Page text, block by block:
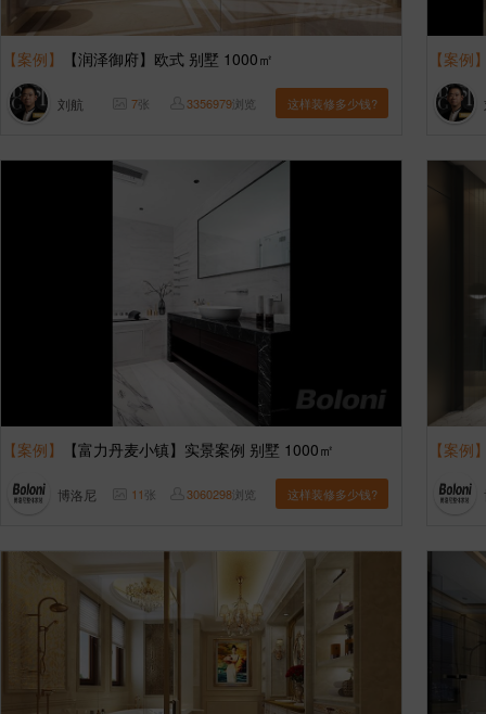
【案例】 【润泽御府】欧式 别墅 1000㎡
刘航 7张 3356979浏览 这样装修多少钱?
【案例
【案例】 【富力丹麦小镇】实景案例 别墅 1000㎡
博洛尼 11张 3060298浏览 这样装修多少钱?
【案例